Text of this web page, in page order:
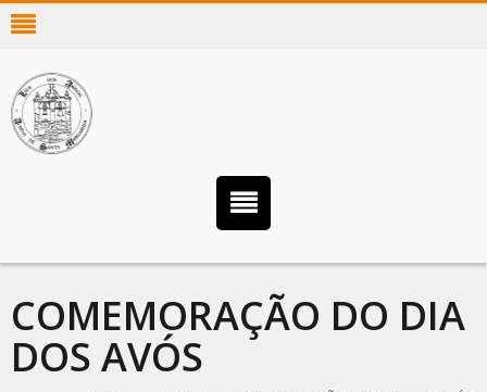
COMEMORAÇÃO DO DIA
DOS AVÓS